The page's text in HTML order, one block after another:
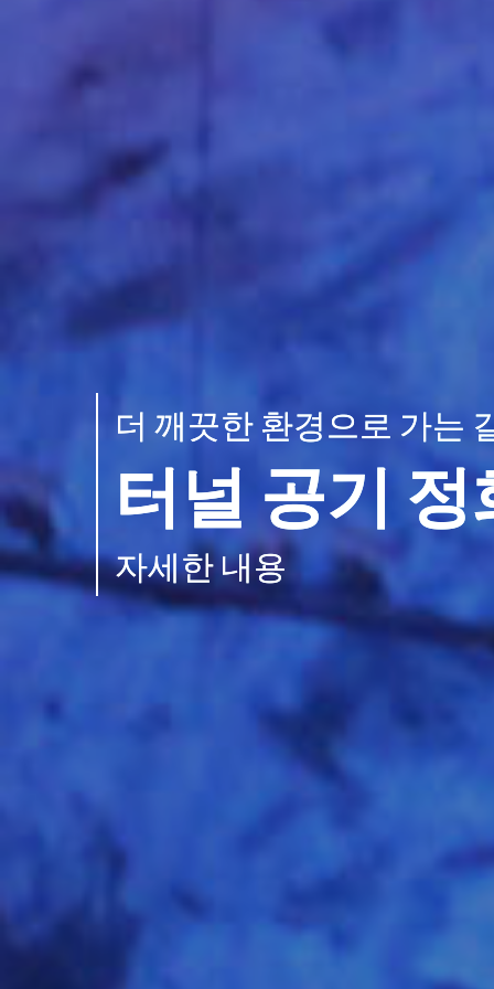
더 깨끗한 환경으로 가는
터널 공기 정
자세한 내용